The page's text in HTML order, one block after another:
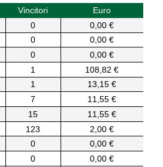
Vincitori
Euro
0
0,00 €
0
0,00 €
0
0,00 €
1
108,82 €
1
13,15 €
7
11,55 €
15
11,55 €
123
2,00 €
0
0,00 €
0
0,00 €